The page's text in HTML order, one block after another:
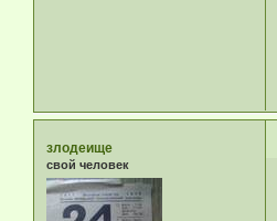
злодеище
свой человек